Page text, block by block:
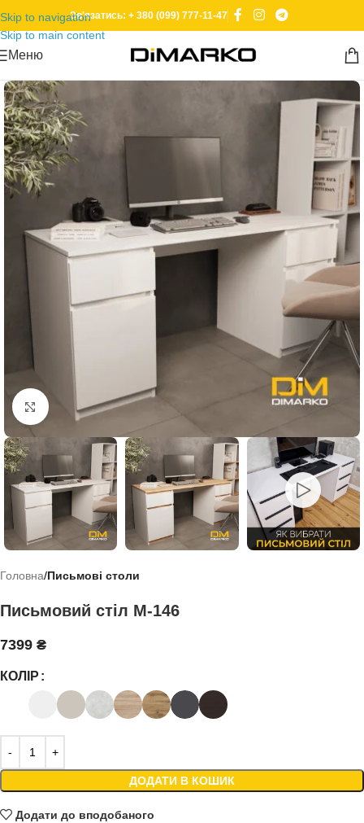
Skip to navigation
Skip to main content
Зв'язатись: + 380 (099) 777-11-47
Меню
Click to enlarge
Головна Письмові столи
Письмовий стіл М-146
7399 ₴
КОЛІР
ДОДАТИ В КОШИК
Додати до вподобаного